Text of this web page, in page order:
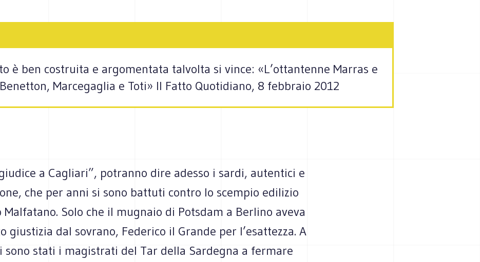
è ben costruita e argomentata talvolta si vince: «L’ottantenne Marras e
Marcegaglia e Toti» Il Fatto Quotidiano, 8 febbraio 2012
a Cagliari”, potranno dire adesso i sardi, autentici e
che per anni si sono battuti contro lo scempio edilizio
Malfatano. Solo che il mugnaio di Potsdam a Berlino aveva
giustizia dal sovrano, Federico il Grande per l’esattezza. A
sono stati i magistrati del Tar della Sardegna a fermare